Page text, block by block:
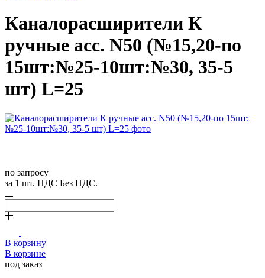
Каналорасширители К
ручные асс. N50 (№15,20-по
15шт:№25-10шт:№30, 35-5
шт) L=25
по запросу
за 1 шт. НДС Без НДС.
В корзину
В корзине
под заказ